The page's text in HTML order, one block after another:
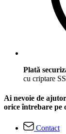
Plată
cu criptare
Ai nevoie de
orice întrebare pe
Contact